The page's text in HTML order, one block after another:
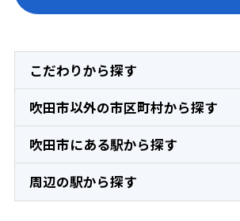
こだわりから探す
吹田市以外の市区町村から探す
吹田市にある駅から探す
周辺の駅から探す